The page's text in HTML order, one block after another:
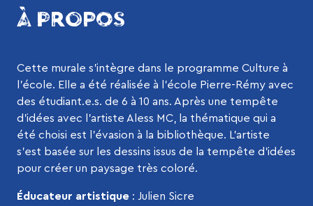
À PROPOS
Cette murale s’intègre dans le programme Culture à
l’école. Elle a été réalisée à l’école Pierre-Rémy avec
des étudiant.e.s. de 6 à 10 ans. Après une tempête
d’idées avec l’artiste Aless MC, la thématique qui a
été choisi est l’évasion à la bibliothèque. L’artiste
s’est basée sur les dessins issus de la tempête d’idées
pour créer un paysage très coloré.
Éducateur artistique : Julien Sicre